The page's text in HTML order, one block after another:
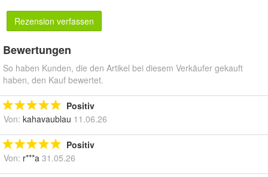
Rezension verfassen
Bewertungen
So haben Kunden, die den Artikel bei diesem Verkäufer gekauft
haben, den Kauf bewertet.
Positiv
Von: kahavaublau 11.06.26
Positiv
Von: r***a 31.05.26